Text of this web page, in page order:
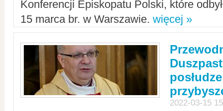
Konferencji Episkopatu Polski, które
15 marca br. w Warszawie. więcej »
2022-03-15